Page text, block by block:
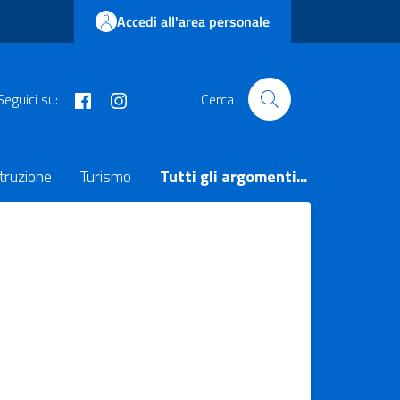
Accedi all'area personale
su: facebookinstagramCerca
Turismo Tutti gli argomenti...